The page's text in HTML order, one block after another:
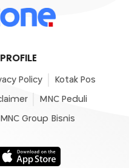
Policy Kotak Pos
MNC Peduli
MNC Group Bisnis